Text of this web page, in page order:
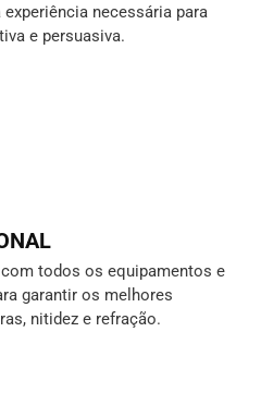
necessária para
e persuasiva.
todos os equipamentos e
garantir os melhores
nitidez e refração.